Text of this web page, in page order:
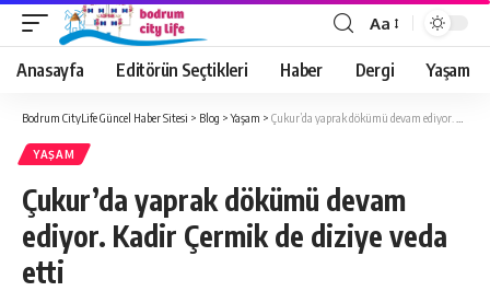
Aa
Anasayfa Editörün Seçtikleri Haber Dergi Yaşam
Bodrum CityLife Güncel Haber Sitesi > Blog >Yaşam > Çukur’da yaprak dökümü devam ediyor. Kadir Çermik de diziye veda etti
YAŞAM
Çukur’da yaprak dökümü devam
ediyor. Kadir Çermik de diziye veda
etti